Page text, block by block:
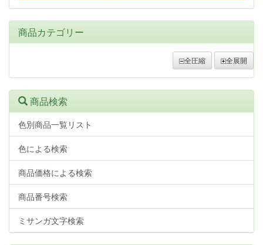
商品カテゴリー
全圧縮 全展開
商品検索
色別商品一覧リスト
色による検索
商品価格による検索
商品番号検索
ミサンガ文字検索